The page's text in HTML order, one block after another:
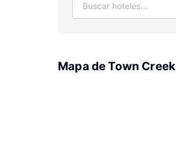
Mapa de Town Creek